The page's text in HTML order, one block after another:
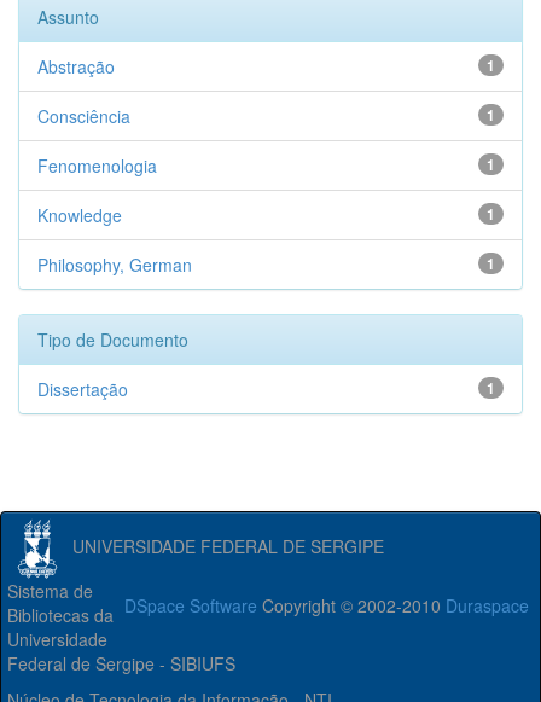
Assunto
1
Abstração
1
Consciência
1
Fenomenologia
1
Knowledge
1
Philosophy, German
Tipo de Documento
1
Dissertação
UNIVERSIDADE FEDERAL DE SERGIPE
DSpace Software Copyright © 2002-2010 Duraspace
Sistema de
Bibliotecas da
Universidade
Federal de Sergipe - SIBIUFS